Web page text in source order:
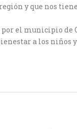
y que nos
el municipio de
a los niños